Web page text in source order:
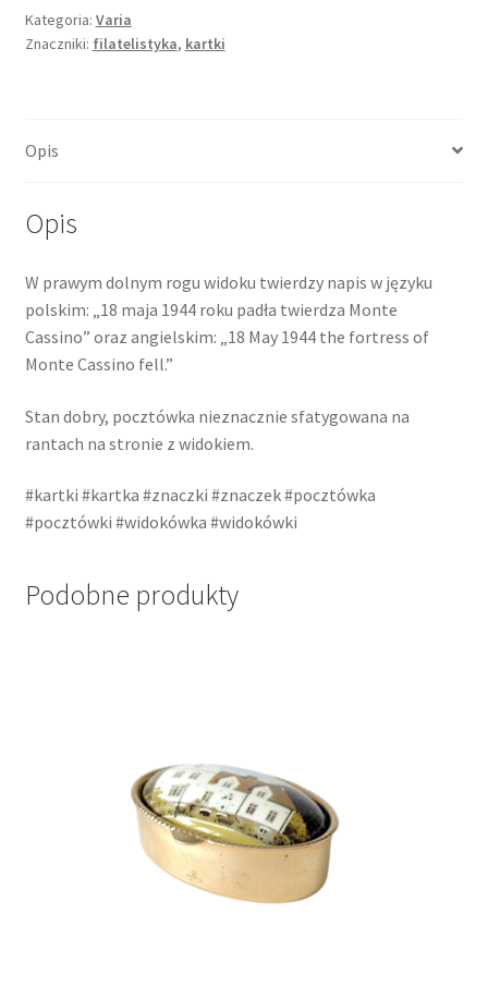
Kategoria: Varia
Znaczniki: filatelistyka, kartki
Opis
Opis
W prawym dolnym rogu widoku twierdzy napis w języku
polskim: „18 maja 1944 roku padła twierdza Monte
Cassino” oraz angielskim: „18 May 1944 the fortress of
Monte Cassino fell.”
Stan dobry, pocztówka nieznacznie sfatygowana na
rantach na stronie z widokiem.
#kartki #kartka #znaczki #znaczek #pocztówka
#pocztówki #widokówka #widokówki
Podobne produkty